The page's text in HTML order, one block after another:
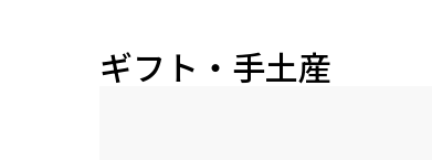
ギフト・手土産